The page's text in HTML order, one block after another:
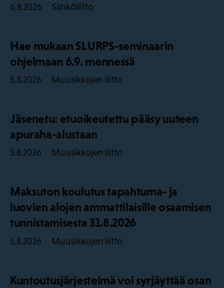
6.8.2026 Sähköliitto
Hae mukaan SLURPS-seminaarin
ohjelmaan 6.9. mennessä
5.8.2026 Muusikkojen liitto
Jäsenetu: etuoikeutettu pääsy uuteen
apuraha-alustaan
5.8.2026 Muusikkojen liitto
Maksuton koulutus tapahtuma- ja
luovien alojen ammattilaisille osaamisen
tunnistamisesta 31.8.2026
5.8.2026 Muusikkojen liitto
Kuntoutusjärjestelmä voi syrjäyttää osan